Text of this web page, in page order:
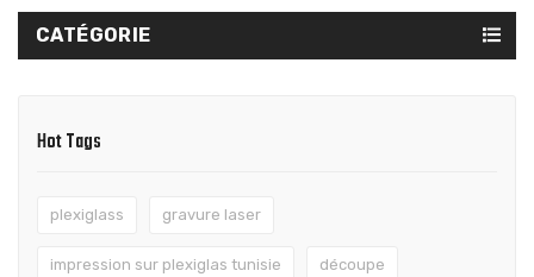
CATÉGORIE
Hot Tags
plexiglass gravure laser
impression sur plexiglas tunisie découpe